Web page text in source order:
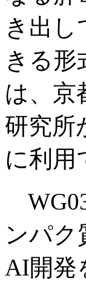
き出
きる
は、京
研究所
に利用
ンパク
AI開発